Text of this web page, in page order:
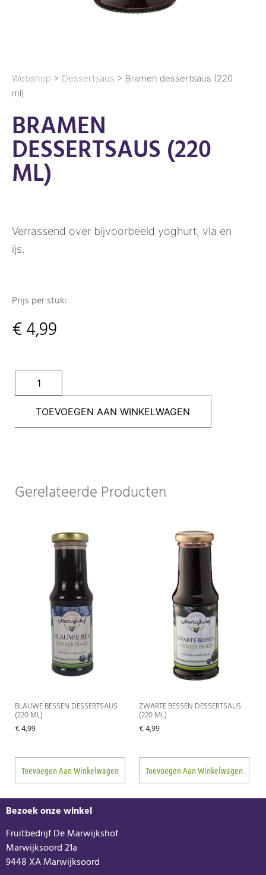
Webshop > Dessertsaus > Bramen dessertsaus (220
ml)
BRAMEN
DESSERTSAUS (220
ML)
Verrassend over bijvoorbeeld yoghurt, vla en
ijs.
Prijs per stuk:
€4,99
TOEVOEGEN AAN WINKELWAGEN
Gerelateerde Producten
BLAUWE BESSEN DESSERTSAUS
(220 ML)
€4,99
Toevoegen Aan Winkelwagen
ZWARTE BESSEN DESSERTSAUS
(220 ML)
€4,99
Toevoegen Aan Winkelwagen
Bezoek onze winkel
Fruitbedrijf De Marwijkshof
Marwijksoord 21a
9448 XA Marwijksoord